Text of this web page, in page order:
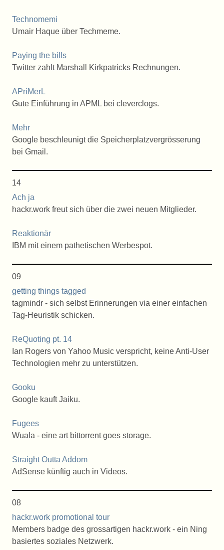
Technomemi
Umair Haque über Techmeme.
Paying the bills
Twitter zahlt Marshall Kirkpatricks Rechnungen.
APriMerL
Gute Einführung in APML bei cleverclogs.
Mehr
Google beschleunigt die Speicherplatzvergrösserung
bei Gmail.
14
Ach ja
hackr.work freut sich über die zwei neuen Mitglieder.
Reaktionär
IBM mit einem pathetischen Werbespot.
09
getting things tagged
tagmindr - sich selbst Erinnerungen via einer einfachen
Tag-Heuristik schicken.
ReQuoting pt. 14
Ian Rogers von Yahoo Music verspricht, keine Anti-User
Technologien mehr zu unterstützen.
Gooku
Google kauft Jaiku.
Fugees
Wuala - eine art bittorrent goes storage.
Straight Outta Addom
AdSense künftig auch in Videos.
08
hackr.work promotional tour
Members badge des grossartigen hackr.work - ein Ning
basiertes soziales Netzwerk.